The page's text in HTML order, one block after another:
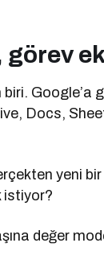
görev
Google’a
Docs,
yeni
istiyor?
değer